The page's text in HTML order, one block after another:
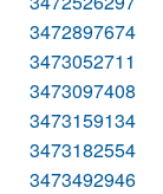
3472897674
3473052711
3473097408
3473159134
3473182554
3473492946